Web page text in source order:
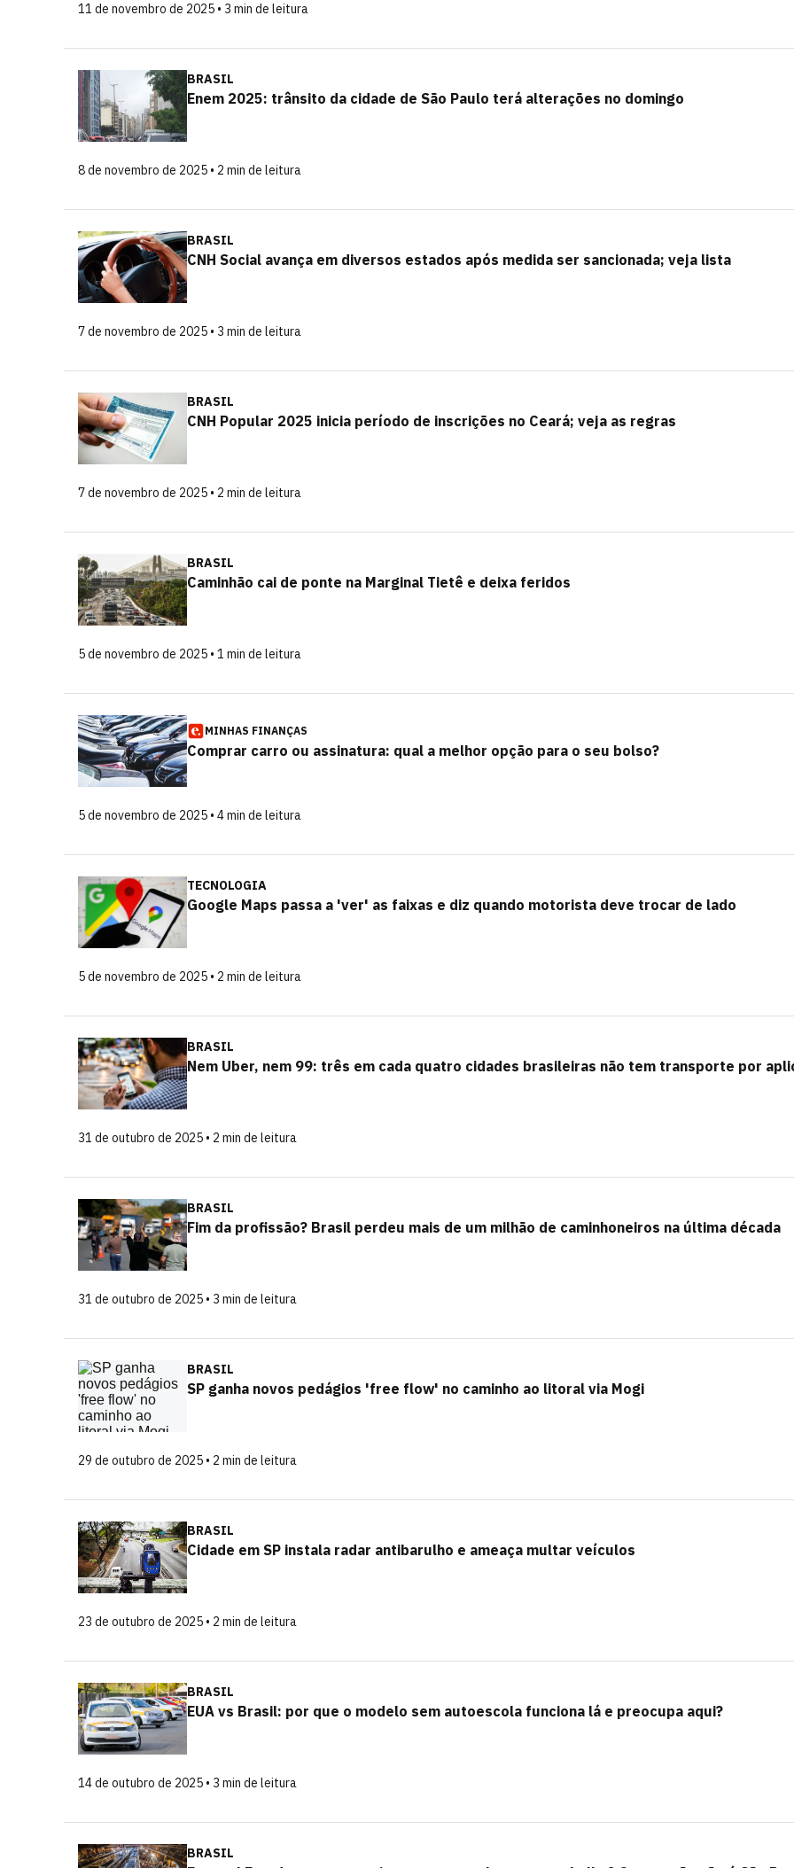
11 de novembro de 2025 • 3 min de leitura
BRASIL
Enem 2025: trânsito da cidade de São Paulo terá alterações no domingo
8 de novembro de 2025 • 2 min de leitura
BRASIL
CNH Social avança em diversos estados após medida ser sancionada; veja lista
7 de novembro de 2025 • 3 min de leitura
BRASIL
CNH Popular 2025 inicia período de inscrições no Ceará; veja as regras
7 de novembro de 2025 • 2 min de leitura
BRASIL
Caminhão cai de ponte na Marginal Tietê e deixa feridos
5 de novembro de 2025 • 1 min de leitura
MINHAS FINANÇAS
Comprar carro ou assinatura: qual a melhor opção para o seu bolso?
5 de novembro de 2025 • 4 min de leitura
TECNOLOGIA
Google Maps passa a 'ver' as faixas e diz quando motorista deve trocar de lado
5 de novembro de 2025 • 2 min de leitura
BRASIL
Nem Uber, nem 99: três em cada quatro cidades brasileiras não tem transporte por
31 de outubro de 2025 • 2 min de leitura
BRASIL
Fim da profissão? Brasil perdeu mais de um milhão de caminhoneiros na última década
31 de outubro de 2025 • 3 min de leitura
BRASIL
SP ganha novos pedágios 'free flow' no caminho ao litoral via Mogi
29 de outubro de 2025 • 2 min de leitura
BRASIL
Cidade em SP instala radar antibarulho e ameaça multar veículos
23 de outubro de 2025 • 2 min de leitura
BRASIL
EUA vs Brasil: por que o modelo sem autoescola funciona lá e preocupa aqui?
14 de outubro de 2025 • 3 min de leitura
BRASIL